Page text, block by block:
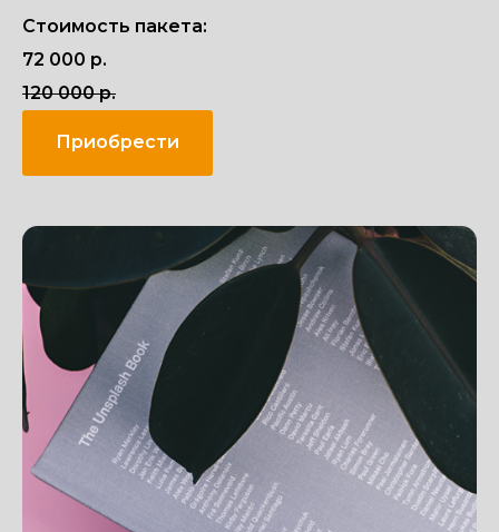
Стоимость пакета:
72 000 р.
120 000 р.
Приобрести